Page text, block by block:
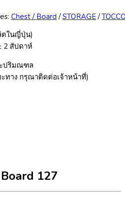
Chest / Board /STORAGE/TOCCO
ตในญี่ปุ่น)
2 สัปดาห์
ะปริมณฑล
ทาง กรุณาติดต่อเจ้าหน้าที่)
127